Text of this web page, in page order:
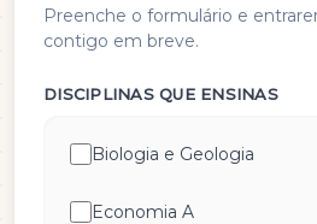
Preenche o formulário e
contigo em breve.
DISCIPLINAS QUE ENSINAS
Biologia e Geologia
Economia A